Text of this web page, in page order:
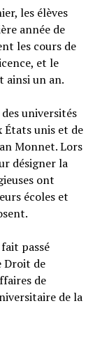
les élèves
année de
les cours de
et le
ainsi un an.
universités
États unis et de
Monnet. Lors
désigner la
ont
écoles et
passé
Droit de
de
de la